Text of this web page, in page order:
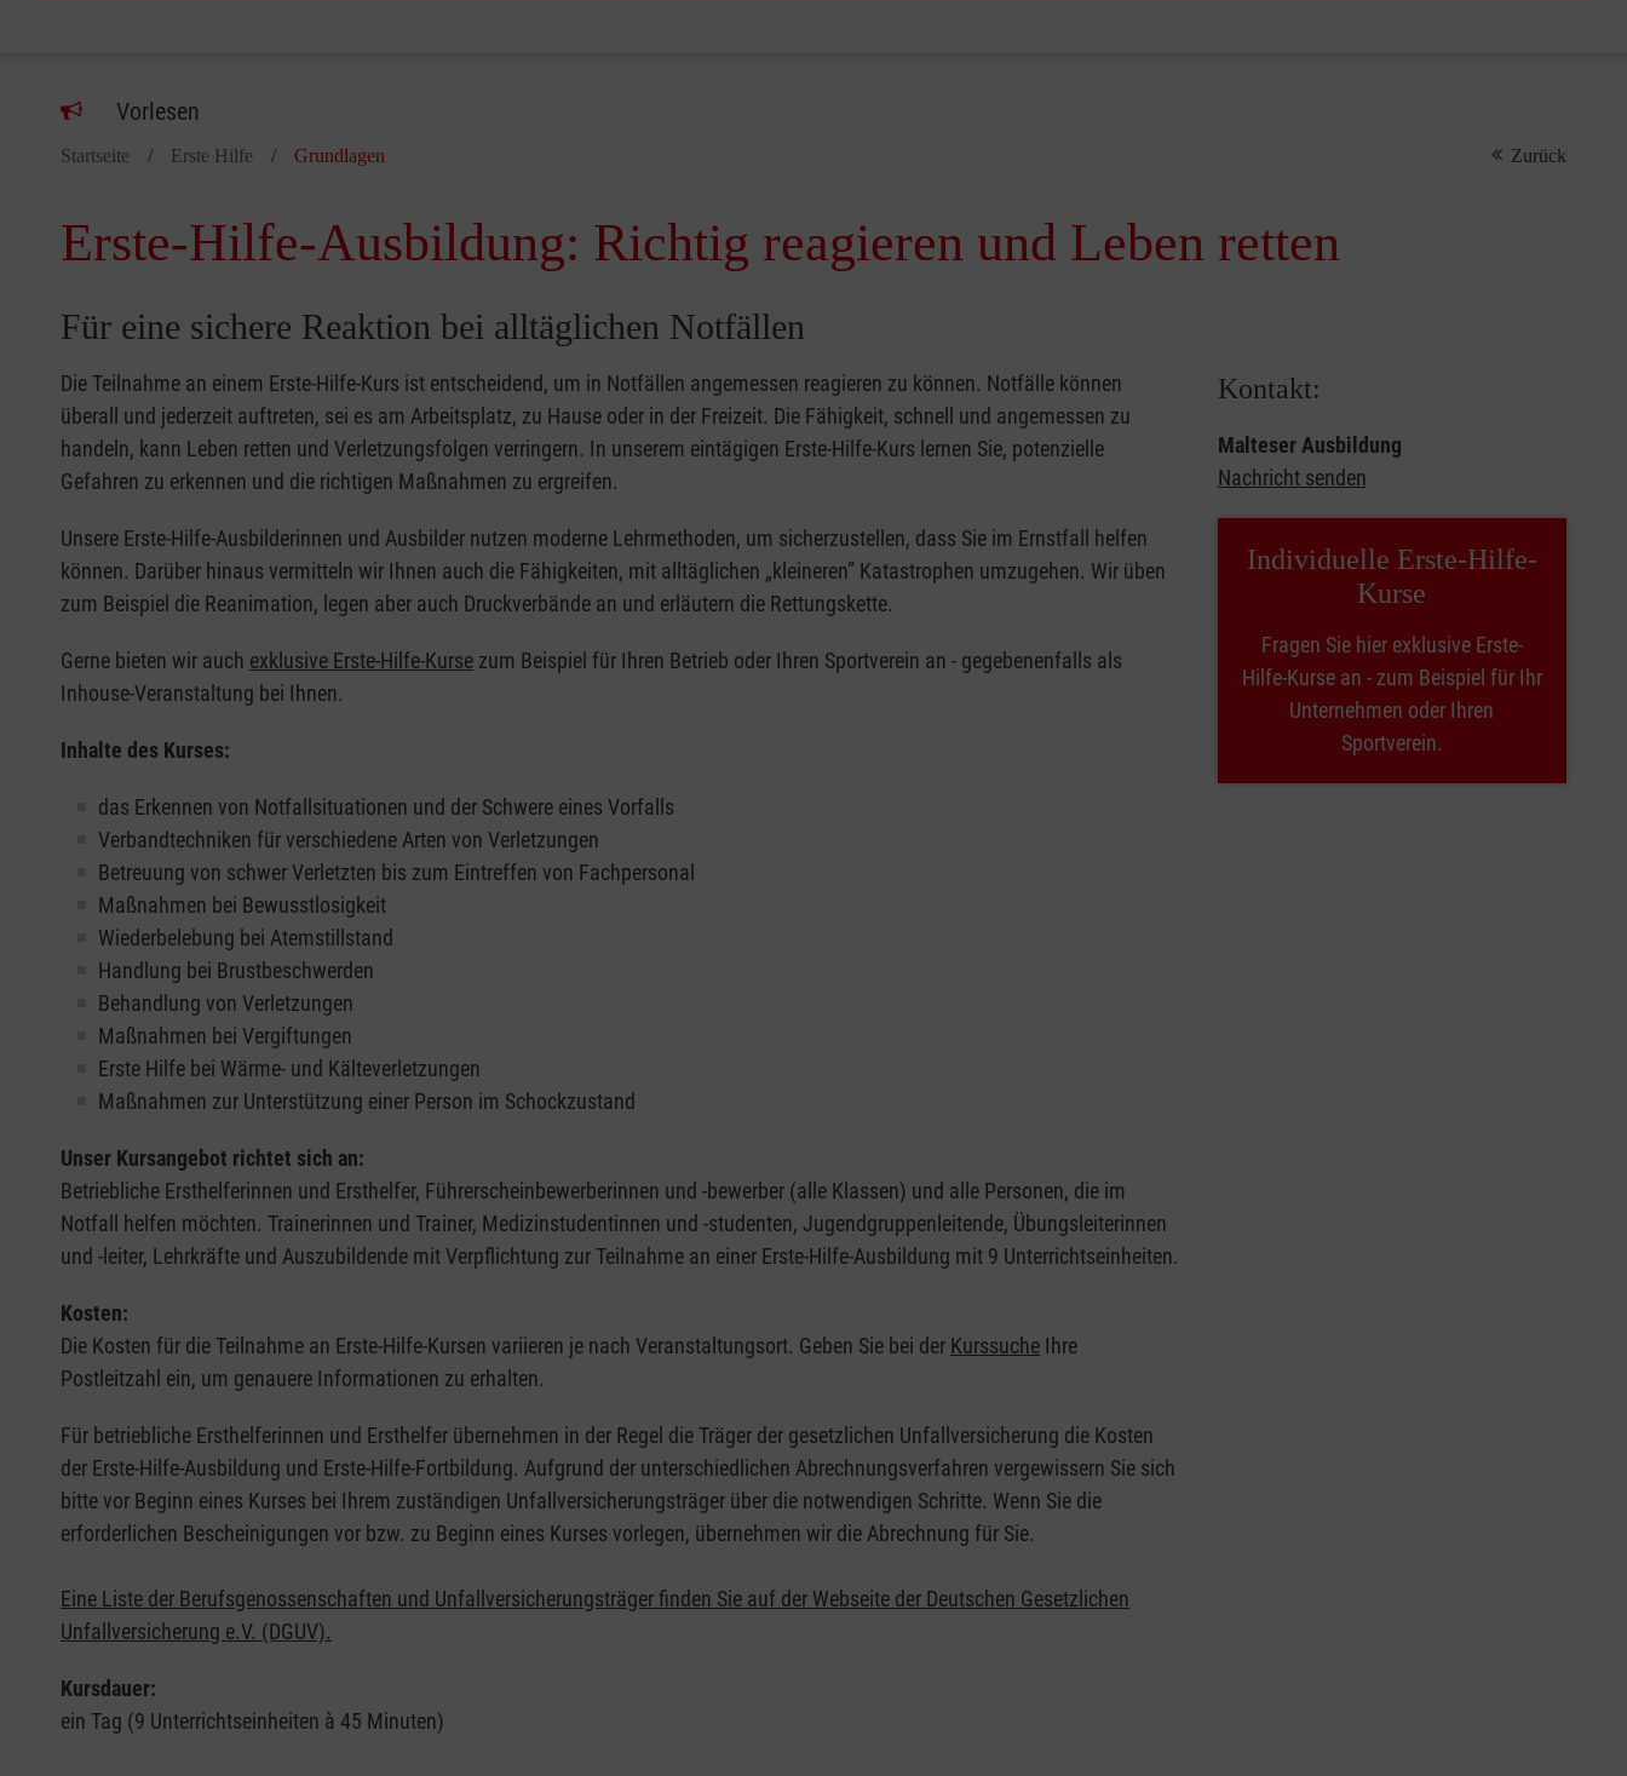
Vorlesen
Startseite Erste Hilfe Grundlagen Zurück
Erste-Hilfe-Ausbildung: Richtig reagieren und Leben retten
Für eine sichere Reaktion bei alltäglichen Notfällen
Die Teilnahme an einem Erste-Hilfe-Kurs ist entscheidend, um in Notfällen angemessen reagieren zu können. Notfälle können
überall und jederzeit auftreten, sei es am Arbeitsplatz, zu Hause oder in der Freizeit. Die Fähigkeit, schnell und angemessen zu
handeln, kann Leben retten und Verletzungsfolgen verringern. In unserem eintägigen Erste-Hilfe-Kurs lernen Sie, potenzielle
Gefahren zu erkennen und die richtigen Maßnahmen zu ergreifen.
Unsere Erste-Hilfe-Ausbilderinnen und Ausbilder nutzen moderne Lehrmethoden, um sicherzustellen, dass Sie im Ernstfall helfen
können. Darüber hinaus vermitteln wir Ihnen auch die Fähigkeiten, mit alltäglichen „kleineren” Katastrophen umzugehen. Wir üben
zum Beispiel die Reanimation, legen aber auch Druckverbände an und erläutern die Rettungskette.
Gerne bieten wir auch exklusive Erste-Hilfe-Kurse zum Beispiel für Ihren Betrieb oder Ihren Sportverein an - gegebenenfalls als
Inhouse-Veranstaltung bei Ihnen.
Inhalte des Kurses:
das Erkennen von Notfallsituationen und der Schwere eines Vorfalls
Verbandtechniken für verschiedene Arten von Verletzungen
Betreuung von schwer Verletzten bis zum Eintreffen von Fachpersonal
Maßnahmen bei Bewusstlosigkeit
Wiederbelebung bei Atemstillstand
Handlung bei Brustbeschwerden
Behandlung von Verletzungen
Maßnahmen bei Vergiftungen
Erste Hilfe bei Wärme- und Kälteverletzungen
Maßnahmen zur Unterstützung einer Person im Schockzustand
Unser Kursangebot richtet sich an:
Betriebliche Ersthelferinnen und Ersthelfer, Führerscheinbewerberinnen und -bewerber (alle Klassen) und alle Personen, die im
Notfall helfen möchten. Trainerinnen und Trainer, Medizinstudentinnen und -studenten, Jugendgruppenleitende, Übungsleiterinnen
und -leiter, Lehrkräfte und Auszubildende mit Verpflichtung zur Teilnahme an einer Erste-Hilfe-Ausbildung mit 9 Unterrichtseinheiten.
Kosten:
Die Kosten für die Teilnahme an Erste-Hilfe-Kursen variieren je nach Veranstaltungsort. Geben Sie bei der Kurssuche Ihre
Postleitzahl ein, um genauere Informationen zu erhalten.
Für betriebliche Ersthelferinnen und Ersthelfer übernehmen in der Regel die Träger der gesetzlichen Unfallversicherung die Kosten
der Erste-Hilfe-Ausbildung und Erste-Hilfe-Fortbildung. Aufgrund der unterschiedlichen Abrechnungsverfahren vergewissern Sie sich
bitte vor Beginn eines Kurses bei Ihrem zuständigen Unfallversicherungsträger über die notwendigen Schritte. Wenn Sie die
erforderlichen Bescheinigungen vor bzw. zu Beginn eines Kurses vorlegen, übernehmen wir die Abrechnung für Sie.
Eine Liste der Berufsgenossenschaften und Unfallversicherungsträger finden Sie auf der Webseite der Deutschen Gesetzlichen
Unfallversicherung e.V. (DGUV).
Kursdauer:
ein Tag (9 Unterrichtseinheiten à 45 Minuten)
Kontakt:
Malteser Ausbildung
Nachricht senden
Individuelle Erste-Hilfe-
Kurse
Fragen Sie hier exklusive Erste-
Hilfe-Kurse an - zum Beispiel für Ihr
Unternehmen oder Ihren
Sportverein.